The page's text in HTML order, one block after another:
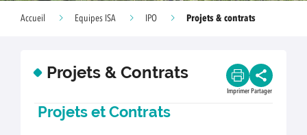
Accueil Equipes ISA IPO Projets & contrats
Projets & Contrats
Imprimer Partager
Projets et Contrats